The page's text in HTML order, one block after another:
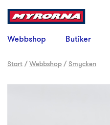
Webbshop Butiker
Start /Webbshop /Smycken